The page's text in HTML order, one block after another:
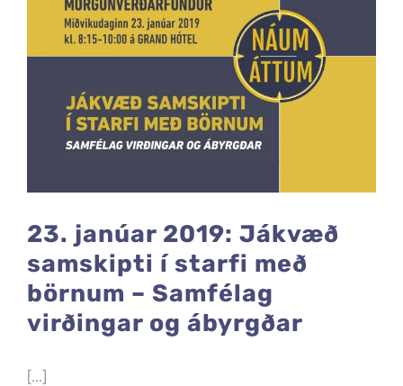
23. janúar 2019: Jákvæð
samskipti í starfi með
börnum – Samfélag
virðingar og ábyrgðar
[...]